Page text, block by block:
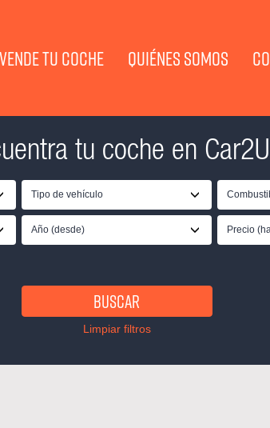
VENDE TU COCHE QUIÉNES SOMOS
tu coche en Car2U
Tipo de vehículo
Año (desde) Precio
Buscar
Limpiar filtros